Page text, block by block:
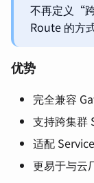
不再定义“
Route 的方
优势
完全兼容
支持跨集群
适配
更易于与云